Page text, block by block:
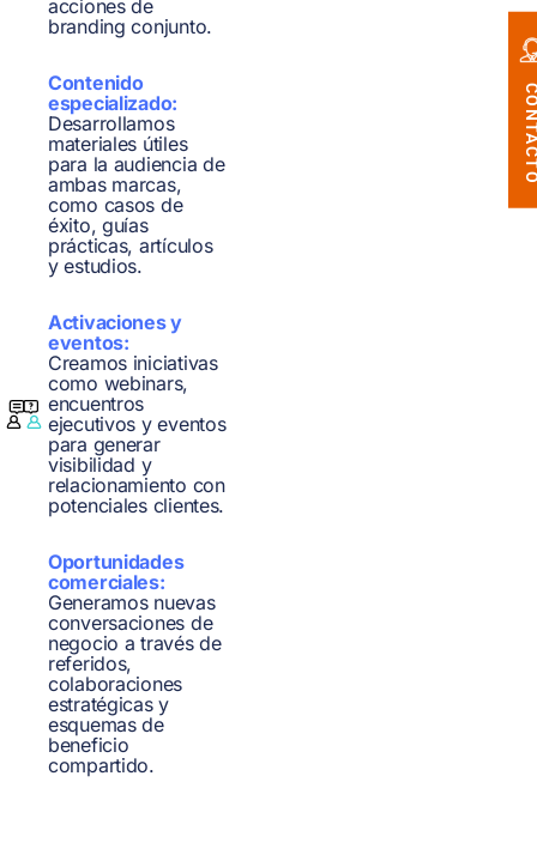
acciones de
branding conjunto.
Contenido
especializado:
Desarrollamos
materiales útiles
para la audiencia de
ambas marcas,
como casos de
éxito, guías
prácticas, artículos
y estudios.
Activaciones y
eventos:
Creamos iniciativas
como webinars,
encuentros
ejecutivos y eventos
para generar
visibilidad y
relacionamiento con
potenciales clientes.
Oportunidades
comerciales:
Generamos nuevas
conversaciones de
negocio a través de
referidos,
colaboraciones
estratégicas y
esquemas de
beneficio
compartido.